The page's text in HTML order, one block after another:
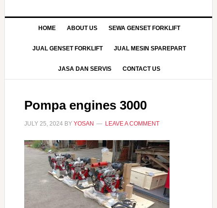
HOME ABOUT US SEWA GENSET FORKLIFT
JUAL GENSET FORKLIFT JUAL MESIN SPAREPART
JASA DAN SERVIS CONTACT US
Pompa engines 3000
JULY 25, 2024BY YOSAN LEAVE A COMMENT